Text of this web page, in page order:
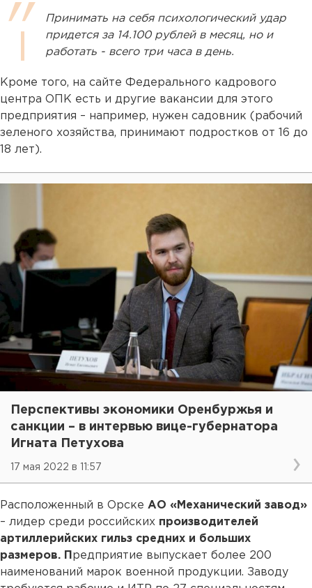
Принимать на себя психологический удар
придется за 14.100 рублей в месяц, но и
работать - всего три часа в день.
Кроме того, на сайте Федерального кадрового
центра ОПК есть и другие вакансии для этого
предприятия – например, нужен садовник (рабочий
зеленого хозяйства, принимают подростков от 16 до
18 лет).
Перспективы экономики Оренбуржья и
санкции – в интервью вице-губернатора
Игната Петухова
17 мая 2022 в 11:57
Расположенный в Орске АО «Механический завод»
– лидер среди российских производителей
артиллерийских гильз средних и больших
размеров. П редприятие выпускает более 200
наименований марок военной продукции. Заводу